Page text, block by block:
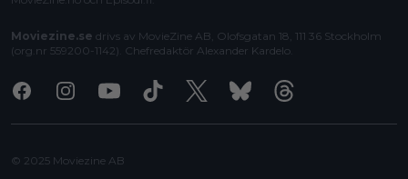
Moviezine.se drivs av MovieZine AB, Olofsgatan 18, 111 36 Stockholm
(org.nr 559200-1142). Chefredaktör Alexander Kardelo
FacebookInstagramYoutubeTiktok X BlueskyThreads
© 2025 Moviezine AB